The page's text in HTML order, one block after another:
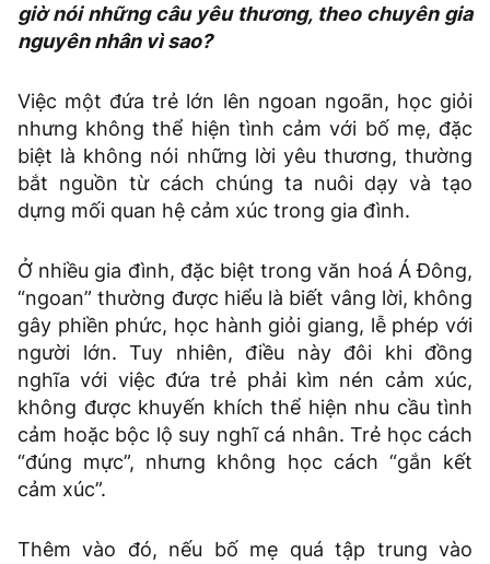
giờ nói những câu yêu thương, theo chuyên gia
nguyên nhân vì sao?
Việc một đứa trẻ lớn lên ngoan ngoãn, học giỏi
nhưng không thể hiện tình cảm với bố mẹ, đặc
biệt là không nói những lời yêu thương, thường
bắt nguồn từ cách chúng ta nuôi dạy và tạo
dựng mối quan hệ cảm xúc trong gia đình.
Ở nhiều gia đình, đặc biệt trong văn hoá Á Đông,
“ngoan” thường được hiểu là biết vâng lời, không
gây phiền phức, học hành giỏi giang, lễ phép với
người lớn. Tuy nhiên, điều này đôi khi đồng
nghĩa với việc đứa trẻ phải kìm nén cảm xúc,
không được khuyến khích thể hiện nhu cầu tình
cảm hoặc bộc lộ suy nghĩ cá nhân. Trẻ học cách
“đúng mực”, nhưng không học cách “gắn kết
cảm xúc”.
Thêm vào đó, nếu bố mẹ quá tập trung vào